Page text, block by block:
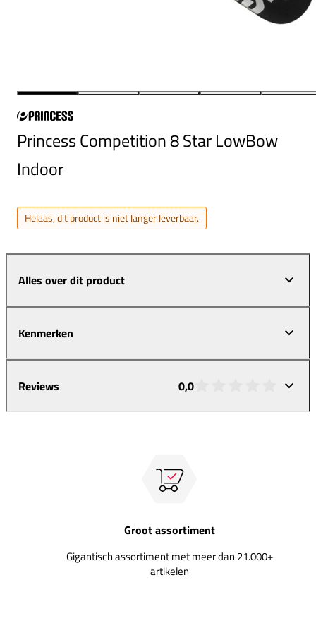
Princess Competition 8 Star LowBow
Indoor
Helaas, dit product is niet langer leverbaar.
Alles over dit product
Kenmerken
Reviews 0,0
Groot assortiment
Gigantisch assortiment met meer dan 21.000+
artikelen